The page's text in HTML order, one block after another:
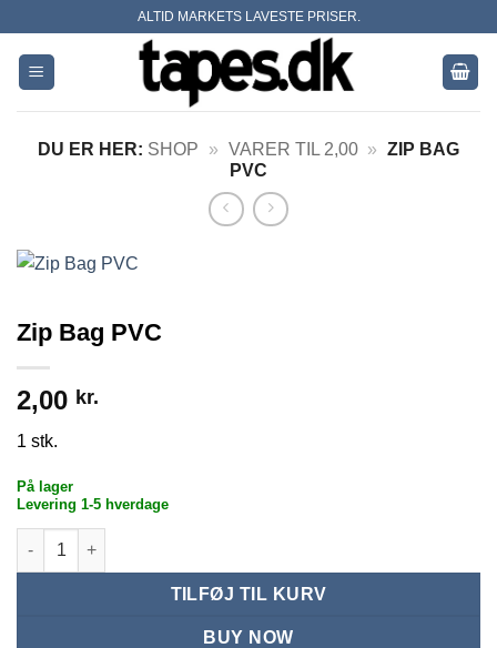
content
ALTID MARKETS LAVESTE PRISER.
DU ER HER: SHOP » VARER TIL 2,00 » ZIP BAG
PVC
Zip Bag PVC
2,00 kr.
1 stk.
På lager
Levering 1-5 hverdage
Zip Bag PVC antal
TILFØJ TIL KURV
BUY NOW